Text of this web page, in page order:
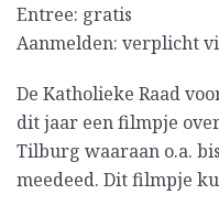
Entree: gratis
Aanmelden: verplicht
De Katholieke Raad
dit jaar een filmpje
Tilburg waaraan o.a.
meedeed. Dit filmpje